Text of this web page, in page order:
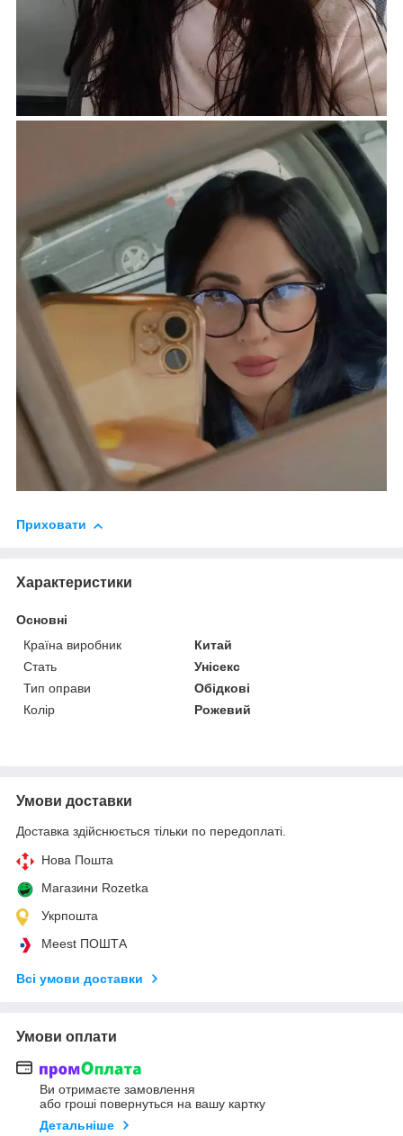
Приховати
Характеристики
Основні
Країна виробник
Китай
Стать
Унісекс
Тип оправи
Обідкові
Колір
Рожевий
Умови доставки
Доставка здійснюється тільки по передоплаті.
Нова Пошта
Магазини Rozetka
Укрпошта
Meest ПОШТА
Всі умови доставки
Умови оплати
Ви отримаєте замовлення
або гроші повернуться на вашу картку
Детальніше